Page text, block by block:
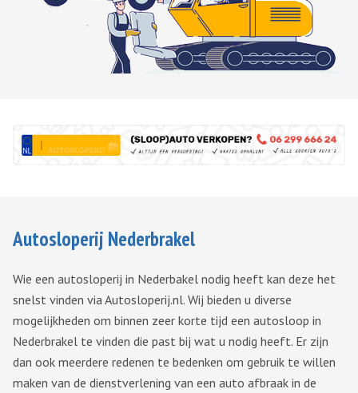
Autosloperij Nederbrakel
Wie een autosloperij in Nederbakel nodig heeft kan deze het
snelst vinden via Autosloperij.nl. Wij bieden u diverse
mogelijkheden om binnen zeer korte tijd een autosloop in
Nederbrakel te vinden die past bij wat u nodig heeft. Er zijn
dan ook meerdere redenen te bedenken om gebruik te willen
maken van de dienstverlening van een auto afbraak in de